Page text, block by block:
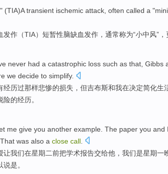
" (TIA)A transient ischemic attack often called a "
发作 （TIA）短暂性脑缺血发作， 通常称为“小中风”，
never had a catastrophic loss such as that, Gibbs
we decide to simplify.
经历过那样悲惨的损失 ，但吉布斯和我在决定简化生
的经历。
me give you another example. The paper you and I
That was also a close call
让我们在星期二前把学术报告交给他 ，我们是星期一
说是。